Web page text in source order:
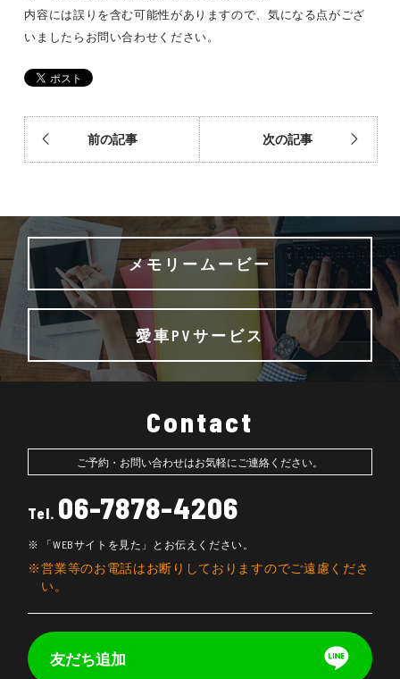
内容には誤りを含む可能性がありますので、気になる点がござ
いましたらお問い合わせください。
前の記事 次の記事
メモリームービー
愛車PVサービス
Contact
ご予約・お問い合わせはお気軽にご連絡ください。
Tel. 06-7878-4206
「WEBサイトを見た」とお伝えください。
営業等のお電話はお断りしておりますのでご遠慮くださ
い。
友だち追加